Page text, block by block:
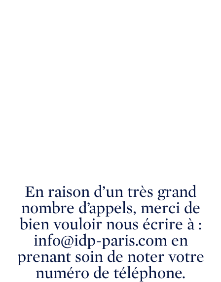
En raison d’un très grand
nombre d’appels, merci de
bien vouloir nous écrire à :
info@idp-paris.com en
prenant soin de noter votre
numéro de téléphone.